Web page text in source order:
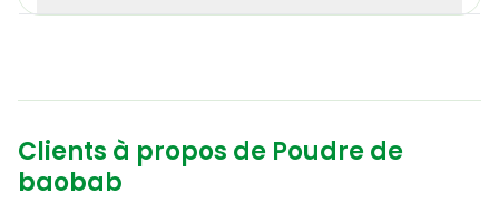
Clients à propos de Poudre de
baobab